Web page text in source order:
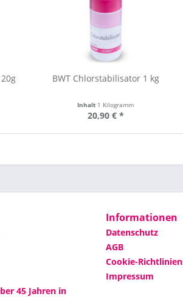
BWT Chlorstabilisator 1 kg
Inhalt 1 Kilogramm
20,90 € *
45 Jahren in
Informationen
Datenschutz
AGB
Cookie-Richtlinien
Impressum